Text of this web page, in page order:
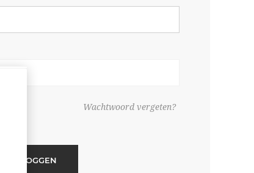
Wachtwoord vergeten?
INLOGGEN